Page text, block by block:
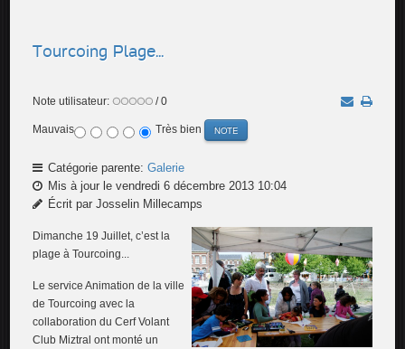
Tourcoing Plage...
Note utilisateur: / 0
Mauvais Très bien
Catégorie parente:Galerie
Mis à jour le vendredi 6 décembre 2013 10:04
Écrit par Josselin Millecamps
Dimanche 19 Juillet, c’est la
plage à Tourcoing...
Le service Animation de la ville
de Tourcoing avec la
collaboration du Cerf Volant
Club Miztral ont monté un